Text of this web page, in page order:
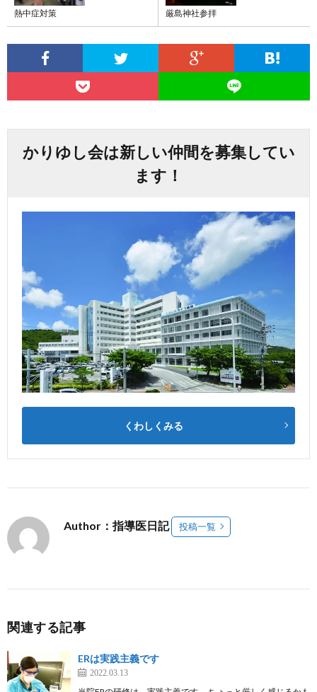
熱中症対策 厳島神社参拝
かりゆし会は新しい仲間を募集してい
ます！
くわしくみる
Author：指導医日記 投稿一覧
関連する記事
ERは実践主義です
2022.03.13